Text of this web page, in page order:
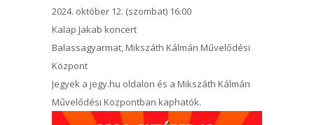
2024. október 12. (szombat) 16:00
Kalap Jakab koncert
Balassagyarmat, Mikszáth Kálmán Művelődési
Központ
Jegyek a jegy.hu oldalon és a Mikszáth Kálmán
Művelődési Központban kaphatók.